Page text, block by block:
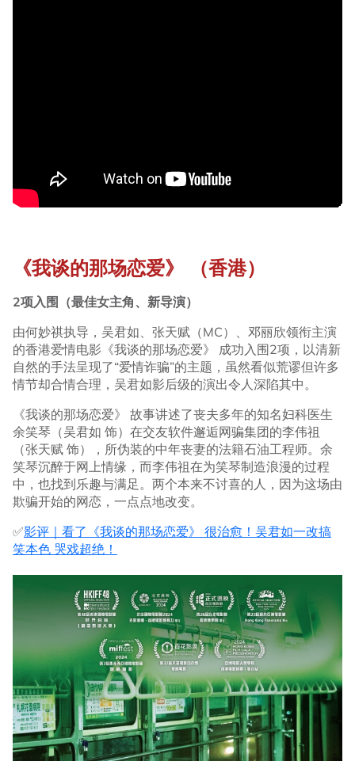
《我谈的那场恋爱》 （香港）
2项入围（最佳女主角、新导演）
由何妙祺执导，吴君如、张天赋（MC）、邓丽欣领衔主演
的香港爱情电影《我谈的那场恋爱》 成功入围2项，以清新
自然的手法呈现了“爱情诈骗”的主题，虽然看似荒谬但许多
情节却合情合理，吴君如影后级的演出令人深陷其中。
《我谈的那场恋爱》 故事讲述了丧夫多年的知名妇科医生
余笑琴（吴君如 饰）在交友软件邂逅网骗集团的李伟祖
（张天赋 饰），所伪装的中年丧妻的法籍石油工程师。余
笑琴沉醉于网上情缘，而李伟祖在为笑琴制造浪漫的过程
中，也找到乐趣与满足。两个本来不讨喜的人，因为这场由
欺骗开始的网恋，一点点地改变。
✅影评｜看了《我谈的那场恋爱》 很治愈！吴君如一改搞
笑本色 哭戏超绝！